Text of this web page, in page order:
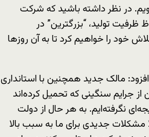
در نظر داشته باشید که شرکت
ظرفیت تولید، “بزرگترین” در
خود را خواهیم کرد تا به آن روزها
مالک جدید همچنین با استانداری
از جرایم سنگینی که تحمیل کرده‌اند
نگرفته‌ایم. به هر حال از دولت
مشکلات جدیدی برای ما به سبب بالا